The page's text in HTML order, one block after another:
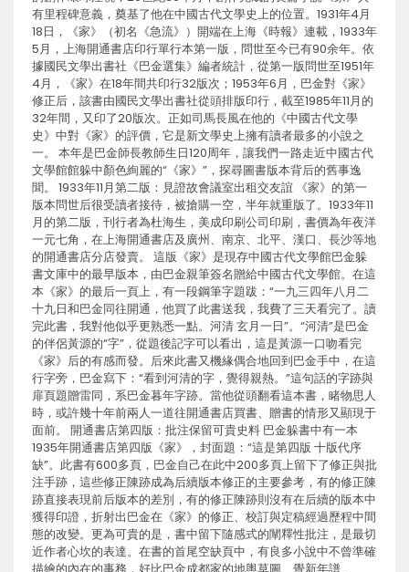
有里程碑意義，奠基了他在中國古代文學史上的位置。1931年4月
18日，《家》（初名《急流》）開端在上海《時報》連載，1933年
5月，上海開通書店印行單行本第一版，問世至今已有90余年。依
據國民文學出書社《巴金選集》編者統計，從第一版問世至1951年
4月，《家》在18年間共印行32版次；1953年6月，巴金對《家》
修正后，該書由國民文學出書社從頭排版印行，截至1985年11月的
32年間，又印了20版次。正如司馬長風在他的《中國古代文學
史》中對《家》的評價，它是新文學史上擁有讀者最多的小說之
一。 本年是巴金師長教師生日120周年，讓我們一路走近中國古代
文學館館躲中顏色絢麗的“《家》”，探尋圖書版本背后的舊事逸
聞。 1933年11月第二版：見證故會議室出租交友誼 《家》的第一
版本問世后很受讀者接待，被搶購一空，半年就重版了。1933年11
月的第二版，刊行者為杜海生，美成印刷公司印刷，書價為年夜洋
一元七角，在上海開通書店及廣州、南京、北平、漢口、長沙等地
的開通書店分店發賣。 這版《家》是現存中國古代文學館巴金躲
書文庫中的最早版本，由巴金親筆簽名贈給中國古代文學館。在這
本《家》的最后一頁上，有一段鋼筆字題跋：“一九三四年八月二
十九日和巴金同往開通，他買了此書送我，我費了三天看完了。讀
完此書，我對他似乎更熟悉一點。河清 玄月一日”。“河清”是巴金
的伴侶黃源的“字”，從題後記字可以看出，這是黃源一口吻看完
《家》后的有感而發。后來此書又機緣偶合地回到巴金手中，在這
行字旁，巴金寫下：“看到河清的字，覺得親熱。”這句話的字跡與
扉頁題贈雷同，系巴金暮年字跡。當他從頭翻看這本書，睹物思人
時，或許幾十年前兩人一道往開通書店買書、贈書的情形又顯現于
面前。 開通書店第四版：批注保留可貴史料 巴金躲書中有一本
1935年開通書店第四版《家》，封面題：“這是第四版 十版代序
缺”。此書有600多頁，巴金自己在此中200多頁上留下了修正與批
注手跡，這些修正陳跡成為后續版本修正的主要參考，有的修正陳
跡直接表現前后版本的差別，有的修正陳跡則沒有在后續的版本中
獲得印證，折射出巴金在《家》的修正、校訂與定稿經過歷程中間
態的改變。更為可貴的是，書中留下隨感式的闡釋性批注，是最切
近作者心坎的表達。在書的首尾空缺頁中，有良多小說中不曾準確
描繪的內在的事務，好比巴金成都家的地輿草圖、覺新年譜、